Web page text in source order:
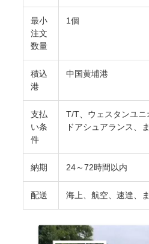
SITEMAP
PRIVACY
POLICY
最小
注文
数量
1個
積込
港
中国黄埔港
支払
い条
件
T/T、ウェスタンユ
ドアシュアランス、
納期 24～72時間以内
配送 海上、航空、速達、